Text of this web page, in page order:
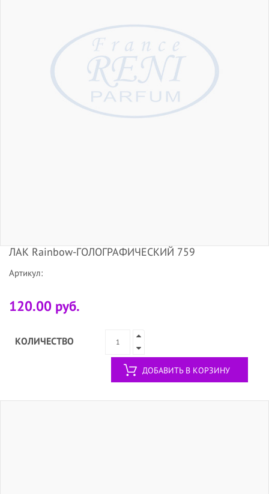
ЛАК Rainbow-ГОЛОГРАФИЧЕСКИЙ 759
Артикул:
120.00 руб.
КОЛИЧЕСТВО
ДОБАВИТЬ В КОРЗИНУ